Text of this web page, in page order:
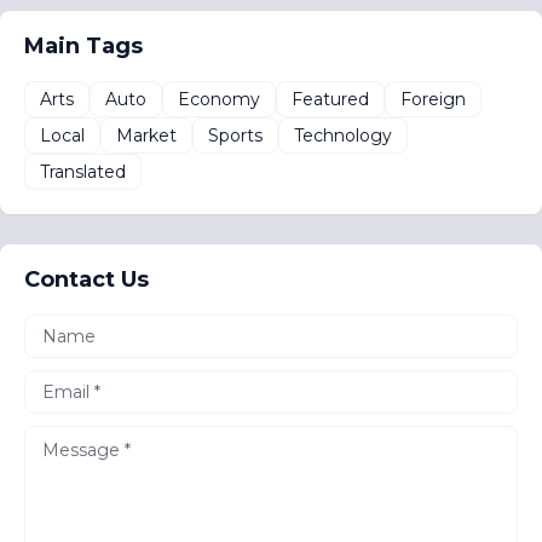
Main Tags
Arts Auto Economy Featured
Foreign
Local
Market Sports
Technology
Translated
Contact Us